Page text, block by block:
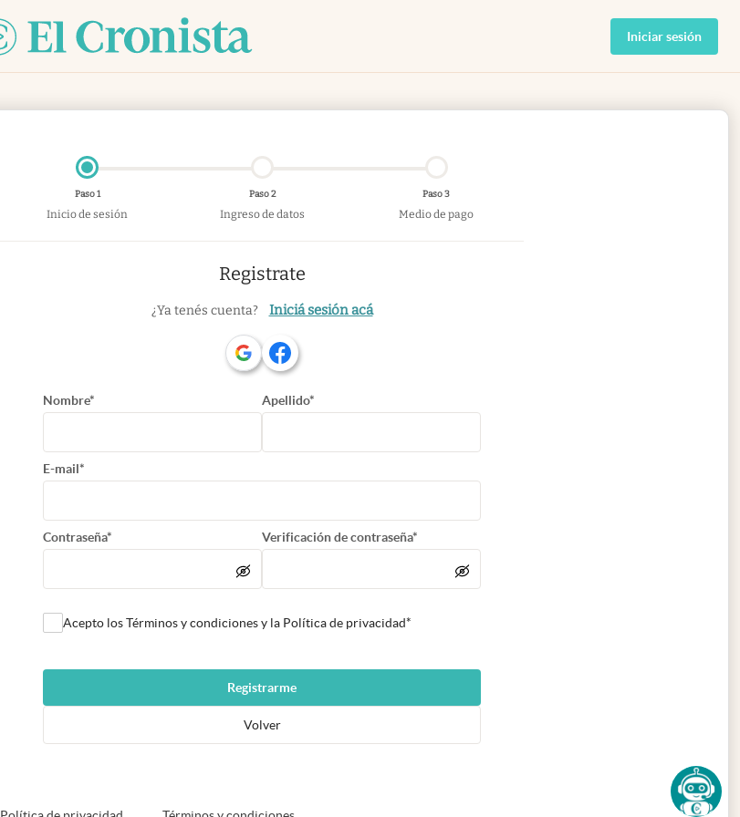
Iniciar sesión
Paso 1
Inicio de sesión
Paso 2
Ingreso de datos
Paso 3
Medio de pago
Registrate
¿Ya tenés cuenta? Iniciá sesión acá
Nombre* Apellido*
E-mail*
Contraseña* Verificación de contraseña*
Acepto los Términos y condiciones y la Política de privacidad*
Registrarme
Volver